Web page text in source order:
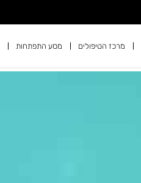
מרכז הטיפולים מסע התפתחות